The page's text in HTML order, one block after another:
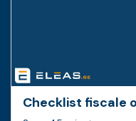
Checklist fiscale